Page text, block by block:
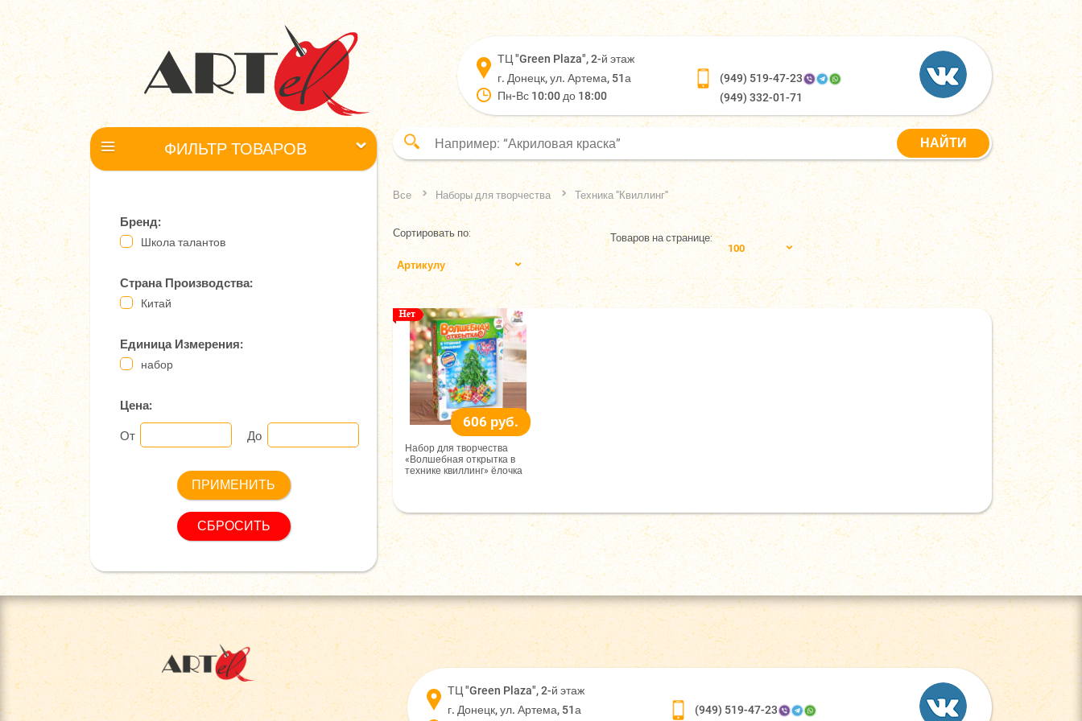
ТЦ "Green Plaza", 2-й этаж
г. Донецк, ул. Артема, 51а
Пн-Вс 10:00 до 18:00
(949) 519-47-23
(949) 332-01-71
ФИЛЬТР ТОВАРОВ
Бренд:
Школа талантов
Страна Производства:
Китай
Единица Измерения:
набор
Цена:
От До
СБРОСИТЬ
Все Наборы для творчества Техника "Квиллинг"
Сортировать по:
Артикулу
Товаров на странице:
100
606 руб.
Набор для творчества
«Волшебная открытка в
технике квиллинг» ёлочка
ТЦ "Green Plaza", 2-й этаж
г. Донецк, ул. Артема, 51а
(949) 519-47-23